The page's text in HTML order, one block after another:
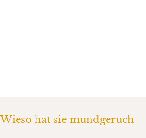
Wieso hat sie mundgeruch